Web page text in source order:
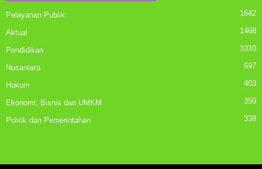
Pelayanan Publik 1642
Aktual 1468
Pendidikan 1010
Nusantara 697
Hukum 403
Ekonomi, Bisnis dan UMKM 350
Politik dan Pemerintahan 338